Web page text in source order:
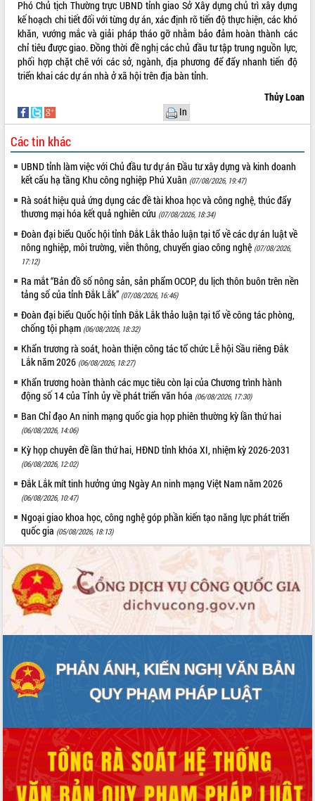
Tháo gỡ những vướng mắc, đẩy mạnh
công tác cải cách thủ tục hành chính
tại Trung tâm Phục vụ hành chính
công tỉnh
Đắk Lắk: Tôn vinh 46 giải pháp tại Hội
Đắk Lắk rà soát, điều chỉnh Đề án 190
về phát triển nuôi trồng thủy sản
Phó Chủ tịch UBND tỉnh Đắk Lắk
Trương Công Thái kiểm tra thực địa
Dự án cao tốc Khánh Hòa - Buôn Ma
Thuột
Định vị cà phê Việt Nam như một “di
sản sống” trong dòng chảy toàn cầu
Xây dựng nông thôn mới: Nâng cao đời
sống người dân từ những mô hình thiết
thực
Quyết liệt tháo gỡ vướng mắc, đẩy
nhanh tiến độ các dự án trọng điểm
trong Khu kinh tế Nam Phú Yên
Hòn Yến phát triển du lịch gắn với bảo
tồn biển
Lấy ý kiến điều chỉnh Quy hoạch tỉnh
Đắk Lắk thời kỳ 2021-2030, tầm nhìn
đến năm 2050
Phát động chiến dịch 30 ngày đêm
giải phóng mặt bằng Tuyến đường bộ
ven biển
Đắk Lắk nỗ lực thúc đẩy tăng trưởng
kinh tế từ 10% trở lên trong Quý
II/2026
Đắk Lắk ký kết thỏa thuận hợp tác về
chuyển đổi số giai đoạn 2026 – 2030
với Tập đoàn Bưu chính Viễn thông
Việt Nam
Thứ trưởng Bộ Y tế làm việc với tỉnh
Đắk Lắk về phát triển nhân lực y tế
cho trạm y tế cấp xã
Du lịch Đắk Lắk nâng tầm trải nghiệm
du khách thông qua Hệ thống cơ sở dữ
liệu và Bản đồ số
Tập huấn ứng dụng trí tuệ nhân tạo (AI)
Đoàn đại biểu Quốc hội tỉnh Đắk Lắk
trao đổi thông tin trước Kỳ họp thứ
nhất, Quốc hội khóa XVI
thông nguồn lực phát triển
Nâng cao hiệu lực, hiệu quả HĐND
tỉnh thông qua hiện đại hóa hành chính
Xã Ea Phê gắn cải cách hành chính với
chuyển đổi số
Phó Chủ tịch Thường trực UBND tỉnh giao Sở Xây dựng chủ trì xây dựng
kế hoạch chi tiết đối với từng dự án, xác định rõ tiến độ thực hiện, các khó
khăn, vướng mắc và giải pháp tháo gỡ nhằm bảo đảm hoàn thành các
chỉ tiêu được giao. Đồng thời đề nghị các chủ đầu tư tập trung nguồn lực,
phối hợp chặt chẽ với các sở, ngành, địa phương để đẩy nhanh tiến độ
triển khai các dự án nhà ở xã hội trên địa bàn tỉnh.
Thủy Loan
In
Các tin khác
UBND tỉnh làm việc với Chủ đầu tư dự án Đầu tư xây dựng và kinh doanh
kết cấu hạ tầng Khu công nghiệp Phú Xuân (07/08/2026, 19:47)
Rà soát hiệu quả ứng dụng các đề tài khoa học và công nghệ, thúc đẩy
thương mại hóa kết quả nghiên cứu (07/08/2026, 18:34)
Đoàn đại biểu Quốc hội tỉnh Đắk Lắk thảo luận tại tổ về các dự án luật về
nông nghiệp, môi trường, viễn thông, chuyển giao công nghệ (07/08/2026,
17:12)
Ra mắt “Bản đồ số nông sản, sản phẩm OCOP, du lịch thôn buôn trên nền
tảng số của tỉnh Đắk Lắk” (07/08/2026, 16:46)
Đoàn đại biểu Quốc hội tỉnh Đắk Lắk thảo luận tại tổ về công tác phòng,
chống tội phạm (06/08/2026, 18:32)
Khẩn trương rà soát, hoàn thiện công tác tổ chức Lễ hội Sầu riêng Đắk
Lắk năm 2026 (06/08/2026, 18:27)
Khẩn trương hoàn thành các mục tiêu còn lại của Chương trình hành
động số 14 của Tỉnh ủy về phát triển văn hóa (06/08/2026, 17:30)
Ban Chỉ đạo An ninh mạng quốc gia họp phiên thường kỳ lần thứ hai
(06/08/2026, 14:06)
Kỳ họp chuyên đề lần thứ hai, HĐND tỉnh khóa XI, nhiệm kỳ 2026-2031
(06/08/2026, 12:02)
Đắk Lắk mít tinh hưởng ứng Ngày An ninh mạng Việt Nam năm 2026
(06/08/2026, 10:47)
Ngoại giao khoa học, công nghệ góp phần kiến tạo năng lực phát triển
quốc gia (05/08/2026, 18:13)